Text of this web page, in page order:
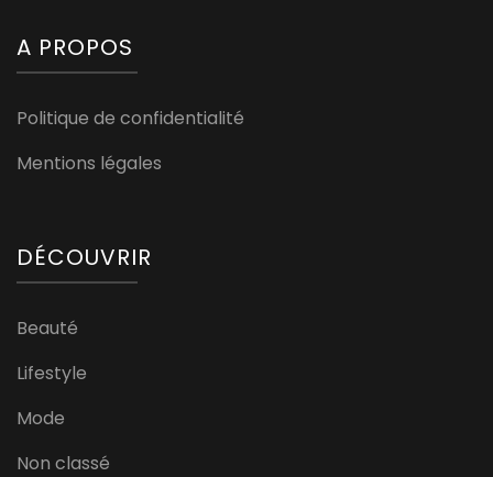
A PROPOS
Politique de confidentialité
Mentions légales
DÉCOUVRIR
Beauté
Lifestyle
Mode
Non classé